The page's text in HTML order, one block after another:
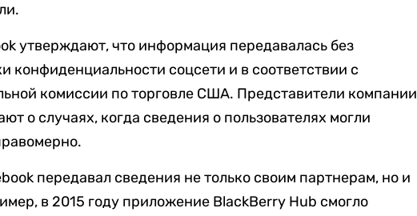
утверждают, что информация передавалась без
конфиденциальности соцсети и в соответствии с
комиссии по торговле США. Представители компании
о случаях, когда сведения о пользователях могли
передавал сведения не только своим партнерам, но и
в 2015 году приложение BlackBerry Hub смогло